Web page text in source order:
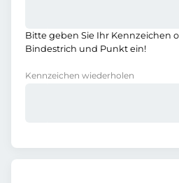
Bitte geben Sie Ihr Kennzeichen
Bindestrich und Punkt ein!
Kennzeichen wiederholen